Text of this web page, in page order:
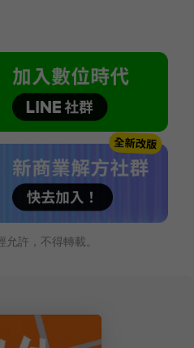
許，不得轉載。